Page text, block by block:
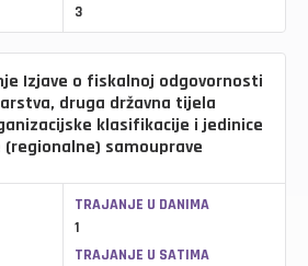
3
Izjave o fiskalnoj odgovornosti
druga državna tijela
klasifikacije i jedinice
samouprave
TRAJANJE U DANIMA
1
TRAJANJE U SATIMA